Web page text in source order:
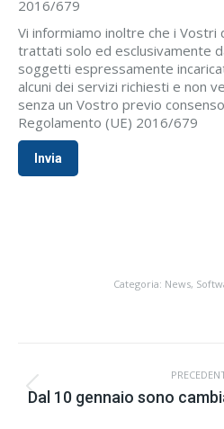
2016/679
Vi informiamo inoltre che i Vostri
trattati solo ed esclusivamente
soggetti espressamente
alcuni dei servizi richiesti e non
senza un Vostro previo
Regolamento (UE) 2016/679
Categoria: News,
di
navigazione
Dal 10 gennaio sono